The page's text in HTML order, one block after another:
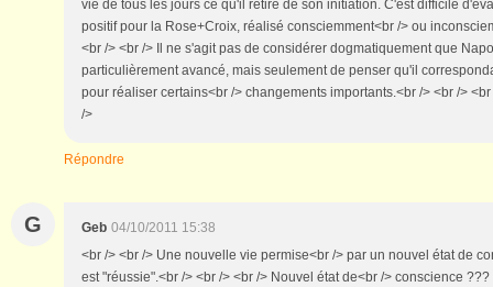
vie de tous les jours ce qu'il retire de son initiation. C'est difficile
positif pour la Rose+Croix, réalisé consciemment<br /> ou
<br /> <br /> Il ne s'agit pas de considérer dogmatiquement que
particulièrement avancé, mais seulement de penser qu'il
pour réaliser certains<br /> changements importants.<br /> <br />
/>
Répondre
G Geb 04/10/2011 15:38
<br /> <br /> Une nouvelle vie permise<br /> par un nouvel état de
est "réussie".<br /> <br /> <br /> Nouvel état de<br /> conscience